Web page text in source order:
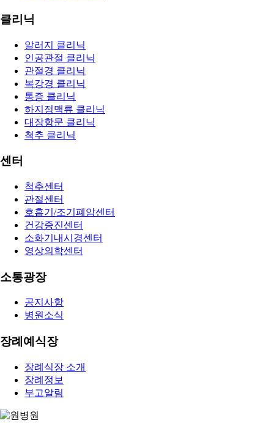
클리닉
알러지 클리닉
인공관절 클리닉
관절경 클리닉
복강경 클리닉
통증 클리닉
하지정맥류 클리닉
대장항문 클리닉
척추 클리닉
센터
척추센터
관절센터
호흡기/조기폐암센터
건강증진센터
소화기내시경센터
영상의학센터
소통광장
공지사항
병원소식
장례예식장
장례식장 소개
장례정보
부고알림